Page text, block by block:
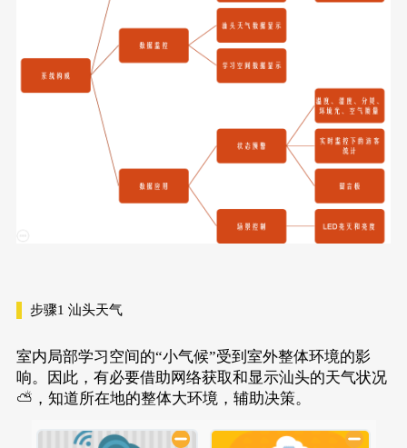
步骤1 汕头天气
室内局部学习空间的“小气候”受到室外整体环境的影
响。因此，有必要借助网络获取和显示汕头的天气状况
⛅，知道所在地的整体大环境，辅助决策。